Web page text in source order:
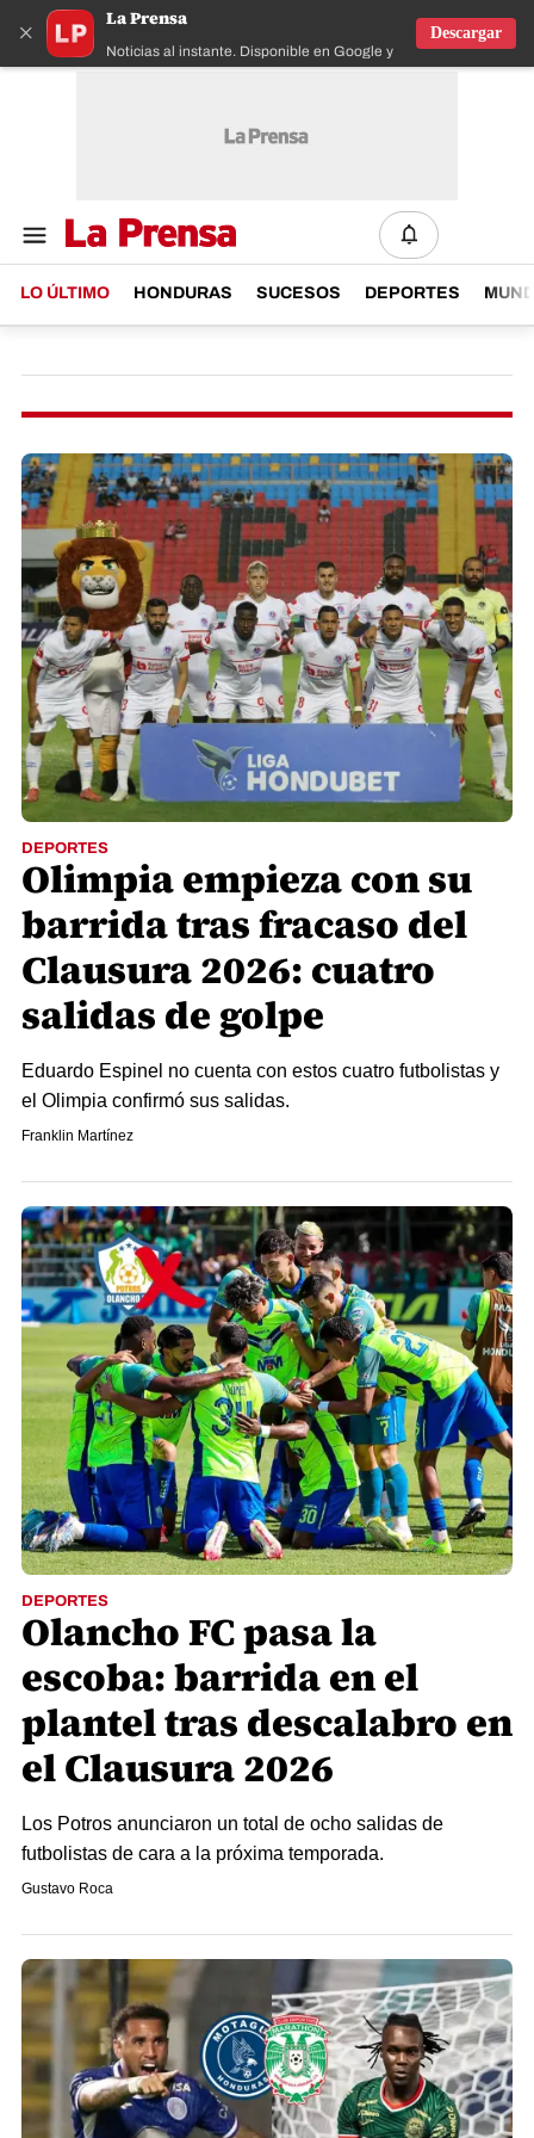
×
La Prensa
Noticias al instante. Disponible en Google y IOS
Descargar
LO ÚLTIMO HONDURAS SUCESOS DEPORTES
DEPORTES
Olimpia empieza con su
barrida tras fracaso del
Clausura 2026: cuatro
salidas de golpe
Eduardo Espinel no cuenta con estos cuatro futbolistas y
el Olimpia confirmó sus salidas.
Franklin Martínez
DEPORTES
Olancho FC pasa la
escoba: barrida en el
plantel tras descalabro en
el Clausura 2026
Los Potros anunciaron un total de ocho salidas de
futbolistas de cara a la próxima temporada.
Gustavo Roca